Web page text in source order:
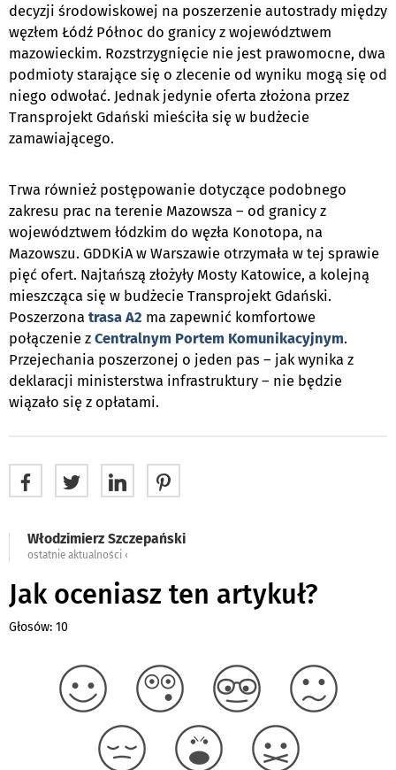
decyzji środowiskowej na poszerzenie autostrady między
węzłem Łódź Północ do granicy z województwem
mazowieckim. Rozstrzygnięcie nie jest prawomocne, dwa
podmioty starające się o zlecenie od wyniku mogą się od
niego odwołać. Jednak jedynie oferta złożona przez
Transprojekt Gdański mieściła się w budżecie
zamawiającego.
Trwa również postępowanie dotyczące podobnego
zakresu prac na terenie Mazowsza – od granicy z
województwem łódzkim do węzła Konotopa, na
Mazowszu. GDDKiA w Warszawie otrzymała w tej sprawie
pięć ofert. Najtańszą złożyły Mosty Katowice, a kolejną
mieszcząca się w budżecie Transprojekt Gdański.
Poszerzona trasa A2 ma zapewnić komfortowe
połączenie z Centralnym Portem Komunikacyjnym.
Przejechania poszerzonej o jeden pas – jak wynika z
deklaracji ministerstwa infrastruktury – nie będzie
wiązało się z opłatami.
Włodzimierz Szczepański
ostatnie aktualności ‹
Jak oceniasz ten artykuł?
Głosów: 10